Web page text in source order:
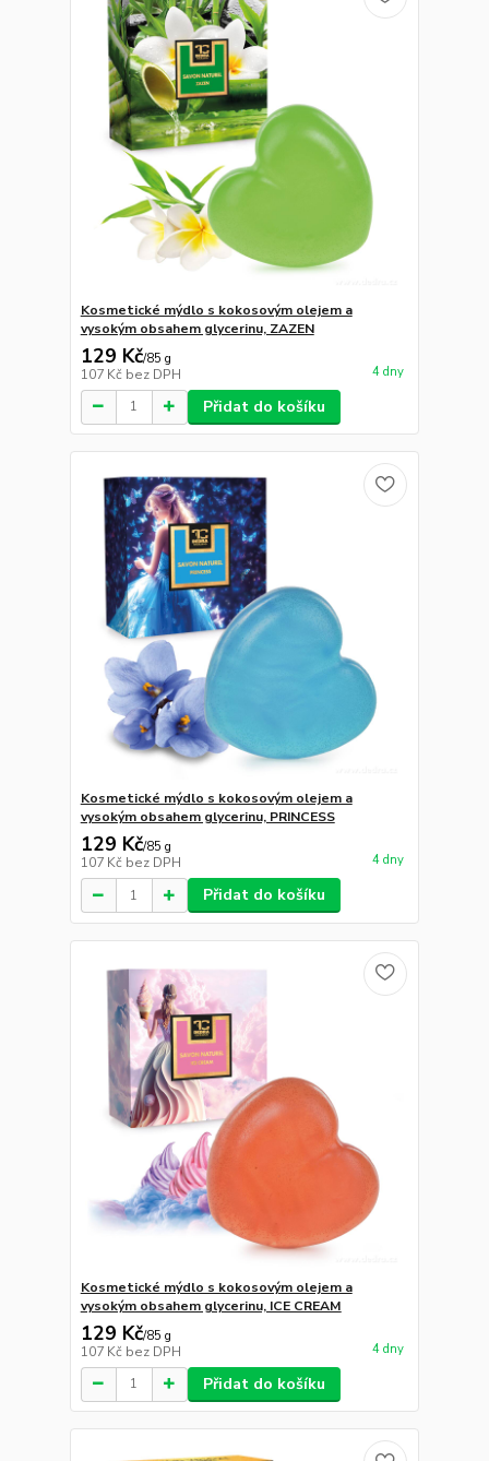
Kosmetické mýdlo s kokosovým olejem a
vysokým obsahem glycerinu, ZAZEN
129 Kč/85 g
107 Kč bez DPH 4 dny
Přidat do košíku
Kosmetické mýdlo s kokosovým olejem a
vysokým obsahem glycerinu, PRINCESS
129 Kč/85 g
107 Kč bez DPH 4 dny
Přidat do košíku
Kosmetické mýdlo s kokosovým olejem a
vysokým obsahem glycerinu, ICE CREAM
129 Kč/85 g
107 Kč bez DPH 4 dny
Přidat do košíku